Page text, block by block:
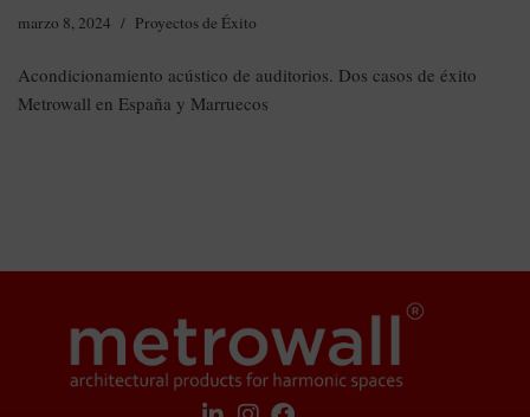
marzo 8, 2024 Proyectos de Éxito
Acondicionamiento acústico de auditorios. Dos casos de éxito
Metrowall en España y Marruecos